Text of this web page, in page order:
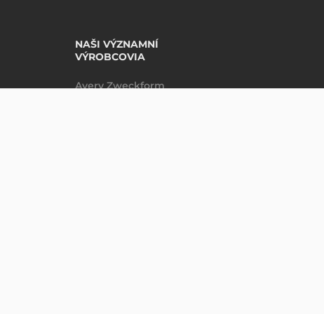
NAŠI VÝZNAMNÍ
VÝROBCOVIA
Avery Zweckform